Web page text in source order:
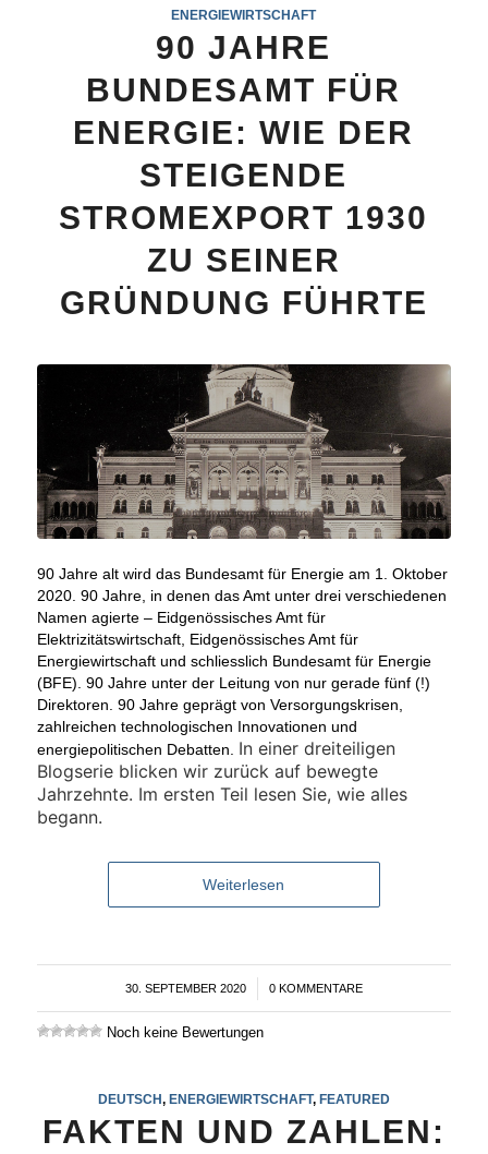
ENERGIEWIRTSCHAFT
90 JAHRE
BUNDESAMT FÜR
ENERGIE: WIE DER
STEIGENDE
STROMEXPORT 1930
ZU SEINER
GRÜNDUNG FÜHRTE
90 Jahre alt wird das Bundesamt für Energie am 1. Oktober
2020. 90 Jahre, in denen das Amt unter drei verschiedenen
Namen agierte – Eidgenössisches Amt für
Elektrizitätswirtschaft, Eidgenössisches Amt für
Energiewirtschaft und schliesslich Bundesamt für Energie
(BFE). 90 Jahre unter der Leitung von nur gerade fünf (!)
Direktoren. 90 Jahre geprägt von Versorgungskrisen,
zahlreichen technologischen Innovationen und
energiepolitischen Debatten. In einer dreiteiligen
Blogserie blicken wir zurück auf bewegte
Jahrzehnte. Im ersten Teil lesen Sie, wie alles
begann.
Weiterlesen
30. SEPTEMBER 2020
/ 0 KOMMENTARE
Noch keine Bewertungen
DEUTSCH, ENERGIEWIRTSCHAFT, FEATURED
FAKTEN UND ZAHLEN: